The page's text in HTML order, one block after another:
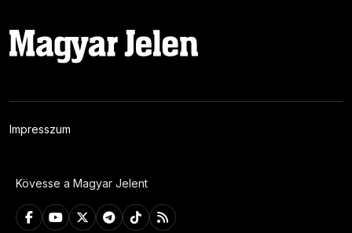
Impresszum
Kövesse a Magyar Jelent